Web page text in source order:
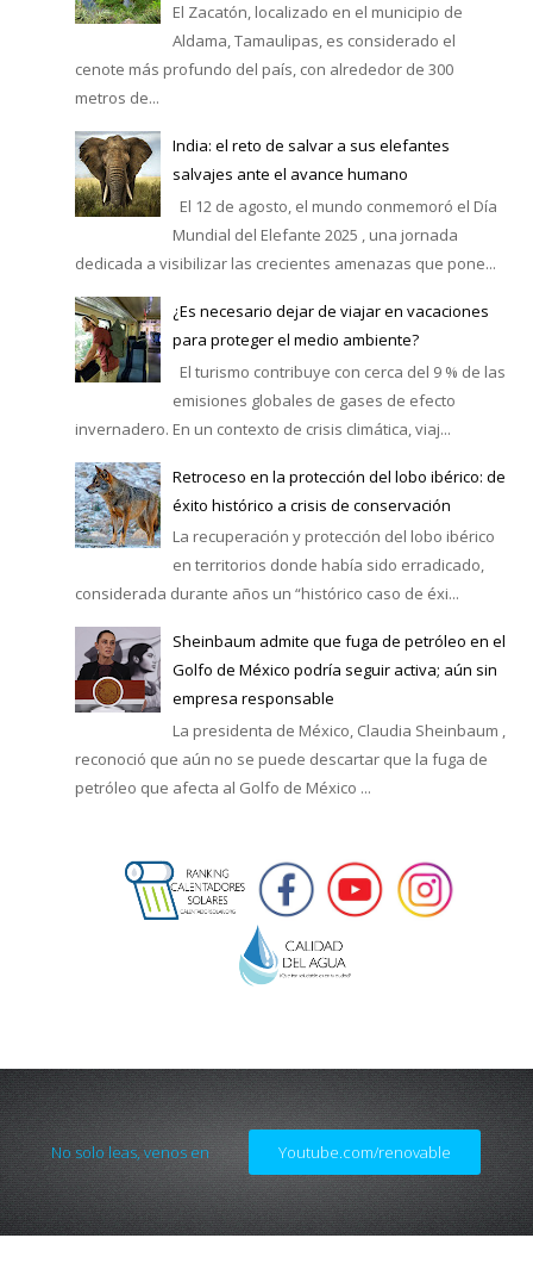
El Zacatón, localizado en el municipio de
Aldama, Tamaulipas, es considerado el
cenote más profundo del país, con alrededor de 300
metros de...
India: el reto de salvar a sus elefantes
salvajes ante el avance humano
El 12 de agosto, el mundo conmemoró el Día
Mundial del Elefante 2025 , una jornada
dedicada a visibilizar las crecientes amenazas que pone...
¿Es necesario dejar de viajar en vacaciones
para proteger el medio ambiente?
El turismo contribuye con cerca del 9 % de las
emisiones globales de gases de efecto
invernadero. En un contexto de crisis climática, viaj...
Retroceso en la protección del lobo ibérico: de
éxito histórico a crisis de conservación
La recuperación y protección del lobo ibérico
en territorios donde había sido erradicado,
considerada durante años un “histórico caso de éxi...
Sheinbaum admite que fuga de petróleo en el
Golfo de México podría seguir activa; aún sin
empresa responsable
La presidenta de México, Claudia Sheinbaum ,
reconoció que aún no se puede descartar que la fuga de
petróleo que afecta al Golfo de México ...
No solo leas, venos en Youtube.com/renovable